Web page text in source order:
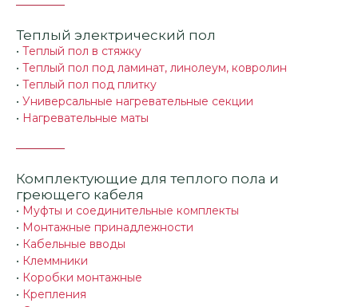
Теплый электрический пол
• Теплый пол в стяжку
• Теплый пол под ламинат, линолеум, ковролин
• Теплый пол под плитку
• Универсальные нагревательные секции
• Нагревательные маты
Комплектующие для теплого пола и
греющего кабеля
• Муфты и соединительные комплекты
• Монтажные принадлежности
• Кабельные вводы
• Клеммники
• Коробки монтажные
• Крепления